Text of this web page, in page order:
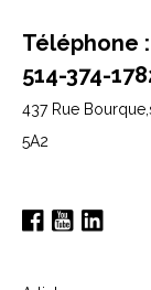
Téléphone
514-374-
437 Rue
5A2